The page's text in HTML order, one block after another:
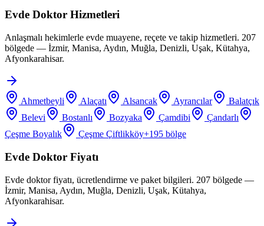
Evde Doktor Hizmetleri
Anlaşmalı hekimlerle evde muayene, reçete ve takip hizmetleri. 207
bölgede — İzmir, Manisa, Aydın, Muğla, Denizli, Uşak, Kütahya,
Afyonkarahisar.
Ahmetbeyli Alaçatı Alsancak Ayrancılar
Balatçık
Belevi
Bostanlı Bozyaka Çamdibi
Çandarlı
Çeşme Boyalık
Çeşme Çiftlikköy+195 bölge
Evde Doktor Fiyatı
Evde doktor fiyatı, ücretlendirme ve paket bilgileri. 207 bölgede —
İzmir, Manisa, Aydın, Muğla, Denizli, Uşak, Kütahya,
Afyonkarahisar.